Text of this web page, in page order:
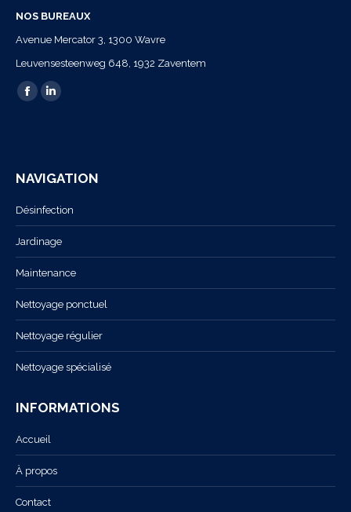
NOS BUREAUX
Avenue Mercator 3, 1300 Wavre
Leuvensesteenweg 648, 1932 Zaventem
Trouvez nous sur :
La
dans
fenêtre
La
dans
fenêtre
NAVIGATION
Désinfection
Jardinage
Maintenance
Nettoyage ponctuel
Nettoyage régulier
Nettoyage spécialisé
INFORMATIONS
Accueil
À propos
Contact